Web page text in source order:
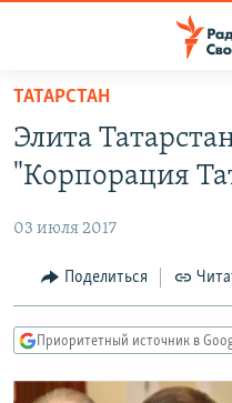
упрощенного
доступа
Вернуться
основному
Вернутся
главной
навигации
Вернутся
ПОДКАСТЫ
АВТОРСКИЕ ПРОЕКТЫ
ЦИТАТЫ СВОБОДЫ
МНЕНИЯ
IDEL.РЕАЛИИ
КАВКАЗ.РЕАЛИИ
ТАТАРСТАН
Элита
"Корпорация
03 июля 2017
Поделиться
Приоритетный источник в